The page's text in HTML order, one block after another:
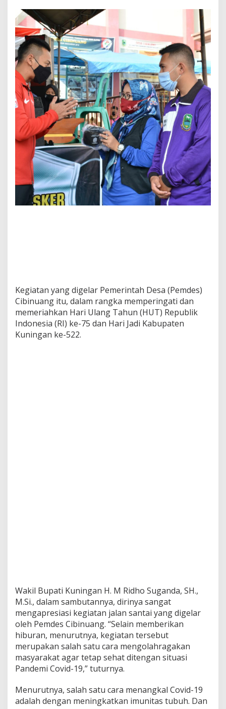
Kegiatan yang digelar Pemerintah Desa (Pemdes)
Cibinuang itu, dalam rangka memperingati dan
memeriahkan Hari Ulang Tahun (HUT) Republik
Indonesia (RI) ke-75 dan Hari Jadi Kabupaten
Kuningan ke-522.
Wakil Bupati Kuningan H. M Ridho Suganda, SH.,
M.Si., dalam sambutannya, dirinya sangat
mengapresiasi kegiatan jalan santai yang digelar
oleh Pemdes Cibinuang. “Selain memberikan
hiburan, menurutnya, kegiatan tersebut
merupakan salah satu cara mengolahragakan
masyarakat agar tetap sehat ditengan situasi
Pandemi Covid-19,” tuturnya.
Menurutnya, salah satu cara menangkal Covid-19
adalah dengan meningkatkan imunitas tubuh. Dan